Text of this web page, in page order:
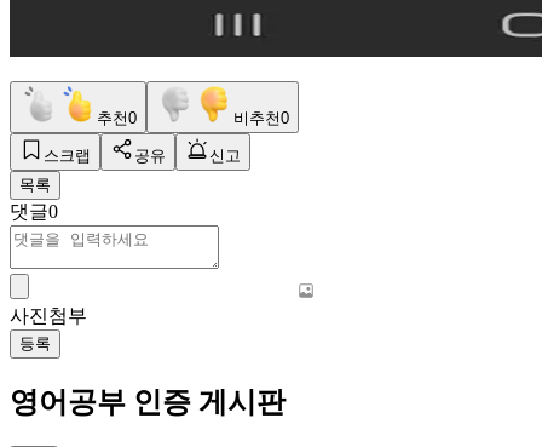
추천0 비추천0
스크랩 공유
신고
목록
댓글0
사진첨부
등록
영어공부 인증 게시판